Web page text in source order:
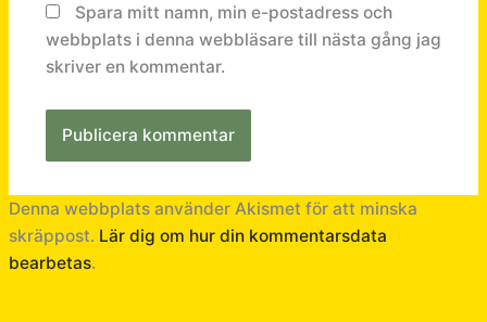
Spara mitt namn, min e-postadress och
webbplats i denna webbläsare till nästa gång jag
skriver en kommentar.
Denna webbplats använder Akismet för att minska
skräppost. Lär dig om hur din kommentarsdata
bearbetas.